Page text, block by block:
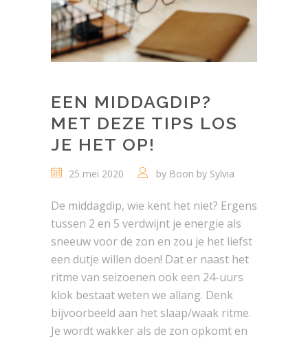
EEN MIDDAGDIP?
MET DEZE TIPS LOS
JE HET OP!
25 mei 2020 by Boon by Sylvia
De middagdip, wie kent het niet? Ergens
tussen 2 en 5 verdwijnt je energie als
sneeuw voor de zon en zou je het liefst
een dutje willen doen! Dat er naast het
ritme van seizoenen ook een 24-uurs
klok bestaat weten we allang. Denk
bijvoorbeeld aan het slaap/waak ritme.
Je wordt wakker als de zon opkomt en